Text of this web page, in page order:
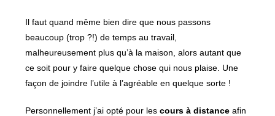
Il faut quand même bien dire que nous passons
beaucoup (trop ?!) de temps au travail,
malheureusement plus qu’à la maison, alors autant que
ce soit pour y faire quelque chose qui nous plaise. Une
façon de joindre l’utile à l’agréable en quelque sorte !
Personnellement j’ai opté pour lescours à distance afin